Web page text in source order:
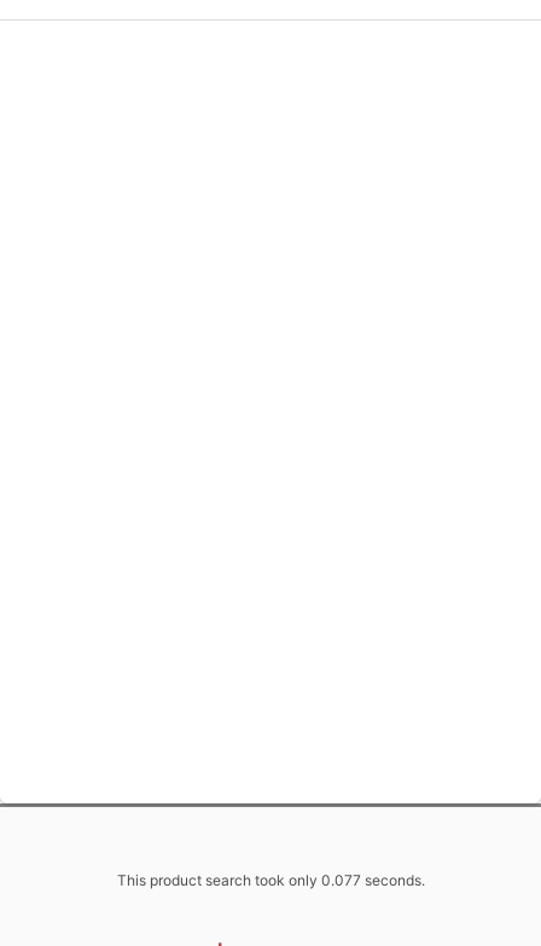
This product search took only 0.077 seconds.